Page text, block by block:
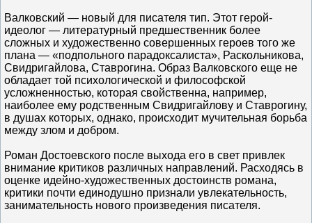
Валковский — новый для писателя тип. Этот герой-
идеолог — литературный предшественник более
сложных и художественно совершенных героев того же
плана — «подпольного парадоксалиста», Раскольникова,
Свидригайлова, Ставрогина. Образ Валковского еще не
обладает той психологической и философской
усложненностью, которая свойственна, например,
наиболее ему родственным Свидригайлову и Ставрогину,
в душах которых, однако, происходит мучительная борьба
между злом и добром.
Роман Достоевского после выхода его в свет привлек
внимание критиков различных направлений. Расходясь в
оценке идейно-художественных достоинств романа,
критики почти единодушно признали увлекательность,
занимательность нового произведения писателя.